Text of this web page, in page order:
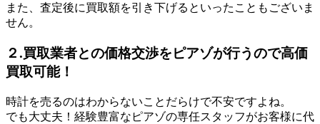
また、査定後に買取額を引き下げるといったこともございま
せん。
２.買取業者との価格交渉をピアゾが行うので高価
買取可能！
時計を売るのはわからないことだらけで不安ですよね。
でも大丈夫！経験豊富なピアゾの専任スタッフがお客様に代